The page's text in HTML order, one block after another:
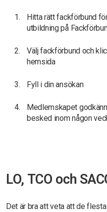
Hitta rätt fackförbund
utbildning på
Välj fackförbund och
hemsida
Fyll i din ansökan
Medlemskapet
besked inom någon
LO, TCO och
Det är bra att veta att de